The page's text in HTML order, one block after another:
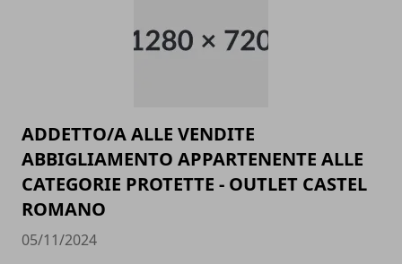
ADDETTO/A ALLE VENDITE
ABBIGLIAMENTO APPARTENENTE ALLE
CATEGORIE PROTETTE - OUTLET CASTEL
ROMANO
05/11/2024